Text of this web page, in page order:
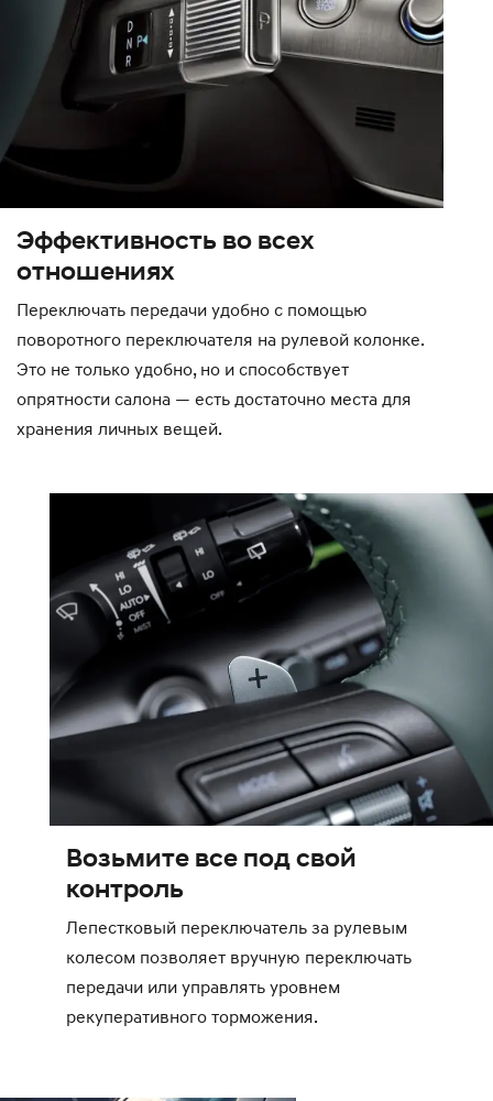
Эффективность во всех
отношениях
Переключать передачи удобно с помощью
поворотного переключателя на рулевой колонке.
Это не только удобно, но и способствует
опрятности салона — есть достаточно места для
хранения личных вещей.
Возьмите все под свой
контроль
Лепестковый переключатель за рулевым
колесом позволяет вручную переключать
передачи или управлять уровнем
рекуперативного торможения.